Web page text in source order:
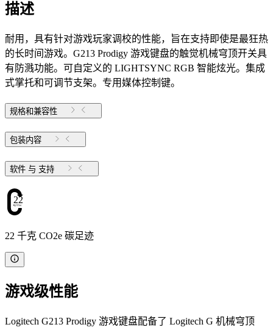
描述
耐用，具有针对游戏玩家调校的性能，旨在支持即使是最狂热
的长时间游戏。G213 Prodigy 游戏键盘的触觉机械穹顶开关具
有防溅功能。可自定义的 LIGHTSYNC RGB 智能炫光。集成
式掌托和可调节支架。专用媒体控制键。
规格和兼容性
包装内容
软件 与 支持
22
22 千克 CO2e 碳足迹
游戏级性能
Logitech G213 Prodigy 游戏键盘配备了 Logitech G 机械穹顶